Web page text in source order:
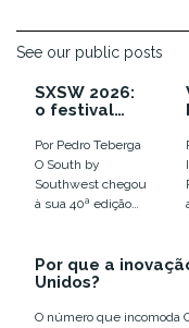
See our public posts
SXSW 2026:
o festival
as
tendências e
colocou o
humano em
xeque
Por Pedro Teberga
O South by
Southwest chegou
à sua 40ª edição
Por que a
Unidos?
O número que incomoda Cento e sessenta milhões de utilizadores